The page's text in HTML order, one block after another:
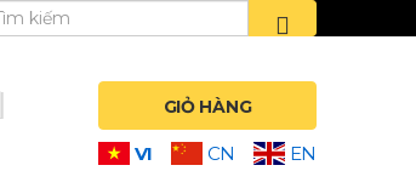
GIỎ HÀNG
VI CN EN